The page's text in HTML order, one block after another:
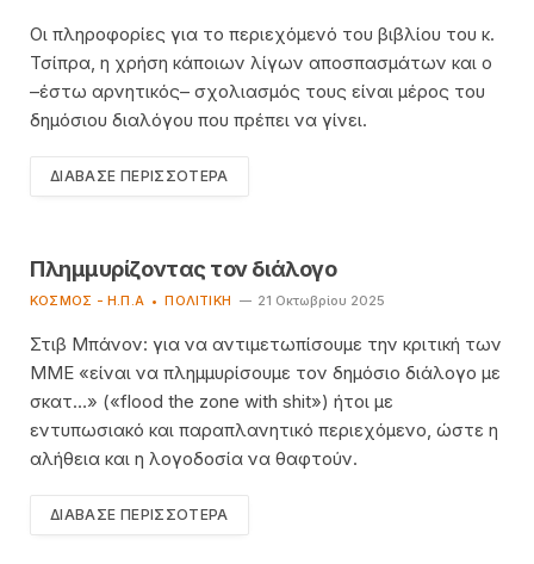
Οι πληροφορίες για το περιεχόμενό του βιβλίου του κ.
Τσίπρα, η χρήση κάποιων λίγων αποσπασμάτων και ο
–έστω αρνητικός– σχολιασμός τους είναι μέρος του
δημόσιου διαλόγου που πρέπει να γίνει.
ΔΙΆΒΑΣΕ ΠΕΡΙΣΣΌΤΕΡΑ
Πλημμυρίζοντας τον διάλογο
ΚΌΣΜΟΣ - Η.Π.Α ΠΟΛΙΤΙΚΉ 21 Οκτωβρίου 2025
Στιβ Μπάνον: για να αντιμετωπίσουμε την κριτική των
ΜΜΕ «είναι να πλημμυρίσουμε τον δημόσιο διάλογο με
σκατ…» («flood the zone with shit») ήτοι με
εντυπωσιακό και παραπλανητικό περιεχόμενο, ώστε η
αλήθεια και η λογοδοσία να θαφτούν.
ΔΙΆΒΑΣΕ ΠΕΡΙΣΣΌΤΕΡΑ